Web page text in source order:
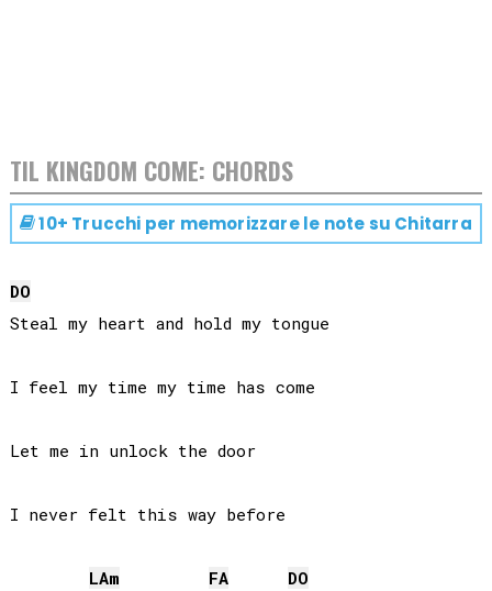
TIL KINGDOM COME: CHORDS
10+ Trucchi per memorizzare le note su Chitarra
DO
Steal my heart and hold my tongue
I feel my time my time has come
Let me in unlock the door
I never felt this way before
LAm FA
DO